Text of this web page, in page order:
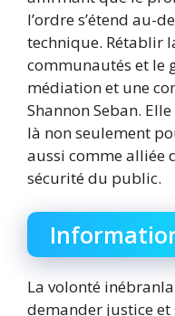
l’ordre s’étend au-
technique. Rétablir
communautés et le
médiation et une
Shannon Seban.
là non seulement
aussi comme alliée
sécurité du public.
La volonté
demander justice et